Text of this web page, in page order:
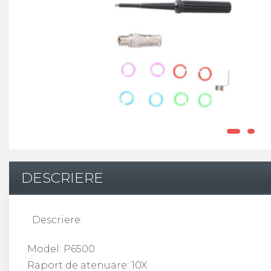
DESCRIERE
Descriere:
Model: P6500
Raport de atenuare: 10X